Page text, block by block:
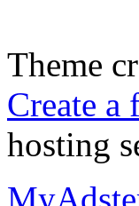
Theme
Create a
hosting